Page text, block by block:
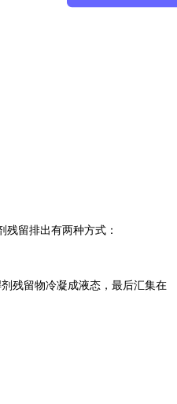
留排出有两种方式：
残留物冷凝成液态，最后汇集在